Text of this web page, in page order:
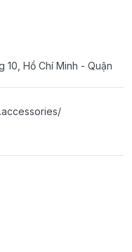
10, Hồ Chí Minh - Quận